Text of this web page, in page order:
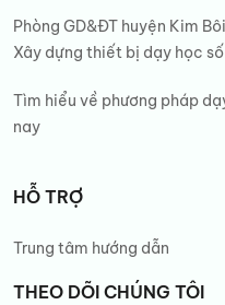
Phòng GD&ĐT huyện Kim
Xây dựng thiết bị dạy học số
Tìm hiểu về phương pháp
nay
HỖ TRỢ
Trung tâm hướng dẫn
THEO DÕI CHÚNG TÔI